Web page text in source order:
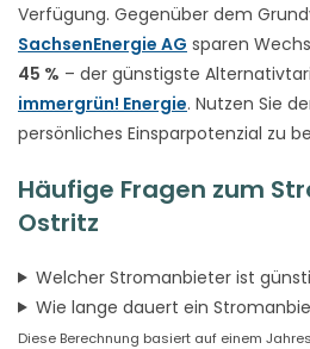
Verfügung. Gegenüber dem
SachsenEnergie AG sparen
45 % – der günstigste
immergrün! Energie. Nutzen Sie
persönliches Einsparpotenzial zu
Häufige Fragen zum
Ostritz
Welcher Stromanbieter ist
Wie lange dauert ein
Diese Berechnung basiert auf einem